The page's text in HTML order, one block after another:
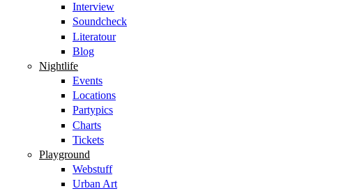
Interview
Soundcheck
Literatour
Blog
Nightlife
Events
Locations
Partypics
Charts
Tickets
Playground
Webstuff
Urban Art